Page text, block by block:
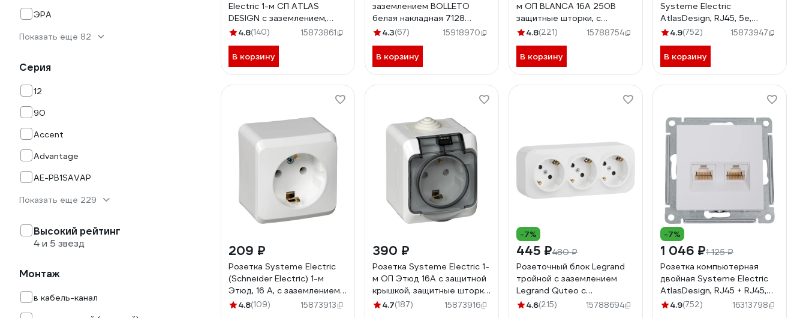
ЭРА
Показать еще 82
Серия
12
90
Accent
Advantage
AE-PB1SAVAP
Показать еще 229
Высокий рейтинг
4 и 5 звезд
Монтаж
в кабель-канал
Electric 1-м СП ATLAS
DESIGN с заземлением,
защитные шторки 16А
4.8(140) 15873861
В корзину
заземлением BOLLETO
белая накладная 7128
4680005959839
4.3(67) 15918970
В корзину
м ОП BLANCA 16А 250В
защитные шторки, с
заземлением BLNRA011411
4.8(221) 15788754
В корзину
Systeme Electric
AtlasDesign, RJ45, 5e,
механизм, Белый
4.9(752) 15873947
В корзину
209 ₽
Розетка Systeme Electric
(Schneider Electric) 1-м
Этюд, 16 А, с заземлением,
белый PA16-003B
4.8(109) 15873913
390 ₽
Розетка Systeme Electric 1-
м ОП Этюд 16А с защитной
крышкой, защитные шторки,
с заземлением, IP44, белая
4.7(187) 15873916
-7%
445 ₽480 ₽
Розеточный блок Legrand
тройной с заземлением
Legrand Quteo с
предварительным
4.6(215) 15788694
-7%
1 046 ₽1 125 ₽
Розетка компьютерная
двойная Systeme Electric
AtlasDesign, RJ45 + RJ45,
5e, механизм, Белый
4.9(752) 16313798